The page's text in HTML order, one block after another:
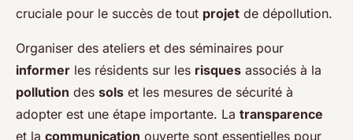
cruciale pour le succès de tout projet de dépollution.
Organiser des ateliers et des séminaires pour
informer les résidents sur les risques associés à la
pollution des sols et les mesures de sécurité à
adopter est une étape importante. La transparence
et la communication ouverte sont essentielles pour